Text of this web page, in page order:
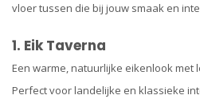
vloer tussen die bij jouw smaak en
1. Eik Taverna
Een warme, natuurlijke eikenlook met
Perfect voor landelijke en klassieke